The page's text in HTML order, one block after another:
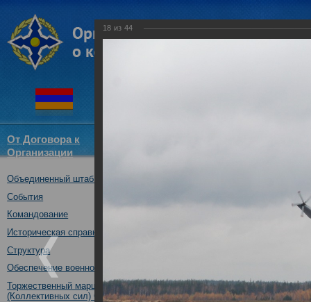
От Договора к
Организации
Объединенный штаб ОДКБ
События
Командование
Историческая справка
Структура
Обеспечение военной безопасности
Торжественный марш Войск
(Коллективных сил) ОДКБ
средствами
государств – членов
Нижегородская обл.,
18 из 44